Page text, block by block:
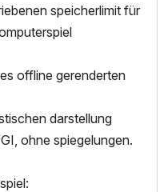
speicherlimit für
offline gerenderten
darstellung
ohne spiegelungen.